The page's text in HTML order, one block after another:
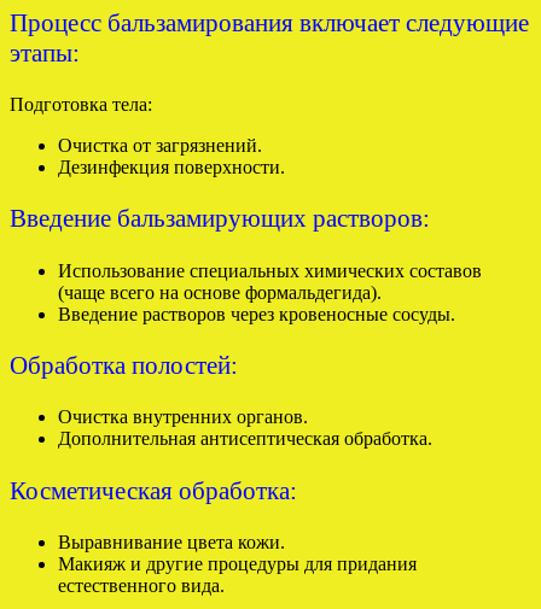
Процесс бальзамирования включает следующие
этапы:
Подготовка тела:
Очистка от загрязнений.
Дезинфекция поверхности.
Введение бальзамирующих растворов:
Использование специальных химических составов
(чаще всего на основе формальдегида).
Введение растворов через кровеносные сосуды.
Обработка полостей:
Очистка внутренних органов.
Дополнительная антисептическая обработка.
Косметическая обработка:
Выравнивание цвета кожи.
Макияж и другие процедуры для придания
естественного вида.